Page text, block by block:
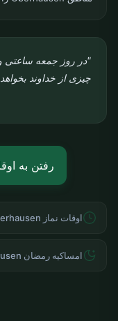
"در روز جمعه ساعتی
چیزی از خداوند
رفتن به
اوقات نماز Oberhausen
امساکیه رمضان Oberhausen